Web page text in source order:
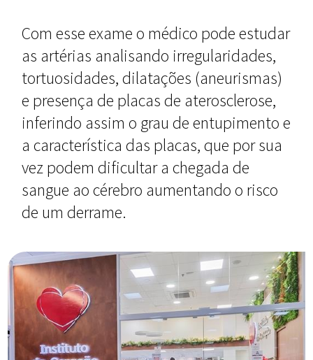
Com esse exame o médico pode estudar
as artérias analisando irregularidades,
tortuosidades, dilatações (aneurismas)
e presença de placas de aterosclerose,
inferindo assim o grau de entupimento e
a característica das placas, que por sua
vez podem dificultar a chegada de
sangue ao cérebro aumentando o risco
de um derrame.